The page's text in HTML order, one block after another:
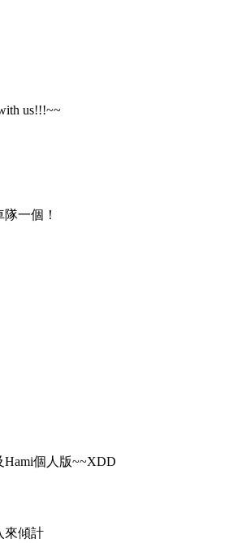
us!!!~~
一個！
Hami個人版~~XDD
來傾計